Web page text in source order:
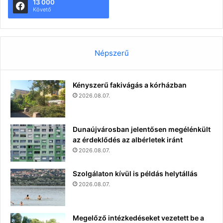
13 000
Követő
Népszerű
Kényszerű fakivágás a kórházban
2026.08.07.
Dunaújvárosban jelentősen megélénkült
az érdeklődés az albérletek iránt
2026.08.07.
Szolgálaton kívül is példás helytállás
2026.08.07.
Megelőző intézkedéseket vezetett be a